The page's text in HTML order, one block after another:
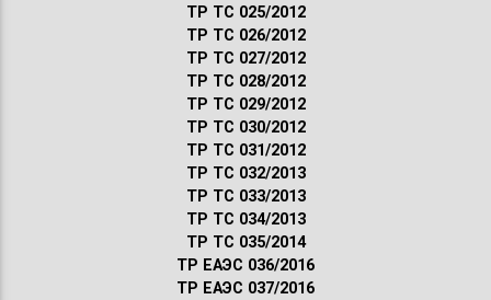
ТР ТС 025/2012
ТР ТС 026/2012
ТР ТС 027/2012
ТР ТС 028/2012
ТР ТС 029/2012
ТР ТС 030/2012
ТР ТС 031/2012
ТР ТС 032/2013
ТР ТС 033/2013
ТР ТС 034/2013
ТР ТС 035/2014
ТР ЕАЭС 036/2016
ТР ЕАЭС 037/2016